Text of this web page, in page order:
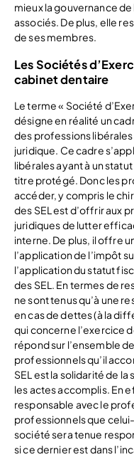
mieux la gouvernance
associés. De plus, elle
de ses membres.
Les Sociétés
cabinet dentaire
Le terme « Société
désigne en réalité un
des professions
juridique. Ce cadre
libérales ayant à un
titre protégé. Donc les
accéder, y compris le
des SEL est d’offrir aux
juridiques de lutter
interne. De plus, il offre
l’application de l’impôt
l’application du statut
des SEL. En termes de
ne sont tenus qu’à une
en cas de dettes (à la
qui concerne l’exercice
répond sur l’ensemble
professionnels qu’il
SEL est la solidarité de
les actes accomplis. En
responsable avec le
professionnels que
société sera tenue
si ce dernier est dans